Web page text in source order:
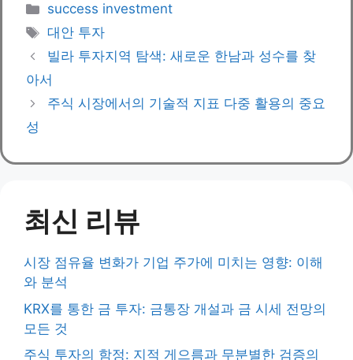
Categories
success investment
Tags
대안 투자
빌라 투자지역 탐색: 새로운 한남과 성수를 찾
아서
주식 시장에서의 기술적 지표 다중 활용의 중요
성
최신 리뷰
시장 점유율 변화가 기업 주가에 미치는 영향: 이해
와 분석
KRX를 통한 금 투자: 금통장 개설과 금 시세 전망의
모든 것
주식 투자의 함정: 지적 게으름과 무분별한 검증의